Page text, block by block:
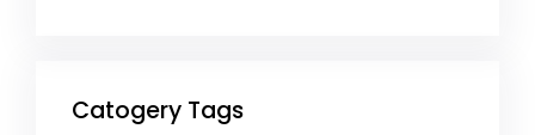
Catogery Tags